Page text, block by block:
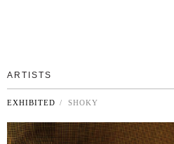
ARTISTS
EXHIBITED / SHOKY